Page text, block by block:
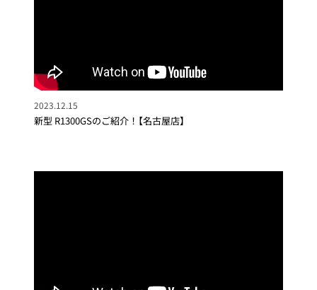
新型 R1300GSのご紹介！【名古屋店】
2023.12.15